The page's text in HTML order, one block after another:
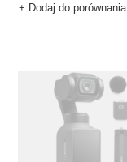
+ Dodaj do porównania